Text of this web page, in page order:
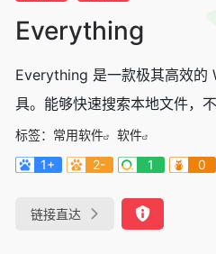
Everything
Everything 是一款极其高效的
具。能够快速搜索本地文件，
标签： 常用软件
软件
1+
2- 1 0
链接直达